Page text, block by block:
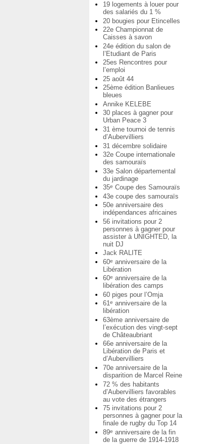
19 logements à louer pour
des salariés du 1 %
20 bougies pour Etincelles
22e Championnat de
Caisses à savon
24e édition du salon de
l’Etudiant de Paris
25es Rencontres pour
l’emploi
25 août 44
25ème édition Banlieues
bleues
Annike KELEBE
30 places à gagner pour
Urban Peace 3
31 ème tournoi de tennis
d’Aubervilliers
31 décembre solidaire
32e Coupe internationale
des samouraïs
33e Salon départemental
du jardinage
35e Coupe des Samouraïs
43e coupe des samouraïs
50e anniversaire des
indépendances africaines
56 invitations pour 2
personnes à gagner pour
assister à UNIGHTED, la
nuit DJ
Jack RALITE
60e anniversaire de la
Libération
60e anniversaire de la
libération des camps
60 piges pour l’Omja
61e anniversaire de la
libération
63ème anniversaire de
l’exécution des vingt-sept
de Châteaubriant
66e anniversaire de la
Libération de Paris et
d’Aubervilliers
70e anniversaire de la
disparition de Marcel Reine
72 % des habitants
d’Aubervilliers favorables
au vote des étrangers
75 invitations pour 2
personnes à gagner pour la
finale de rugby du Top 14
89e anniversaire de la fin
de la guerre de 1914-1918